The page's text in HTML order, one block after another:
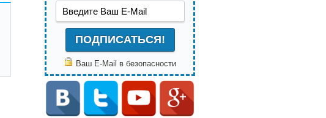
Ваш E-Mail в безопасности